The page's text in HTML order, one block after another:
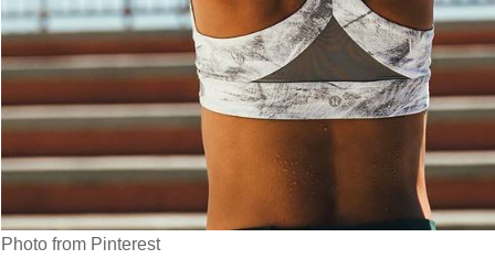
Photo from Pinterest